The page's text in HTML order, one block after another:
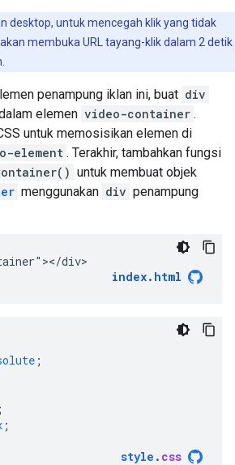
desktop, untuk mencegah klik yang tidak
membuka URL tayang-klik dalam 2 detik
penampung iklan ini, buat div
elemen video-container .
untuk memosisikan elemen di
element . Terakhir, tambahkan fungsi
untuk membuat objek
menggunakan div penampung
div>
index.html
;
;
;
style . css